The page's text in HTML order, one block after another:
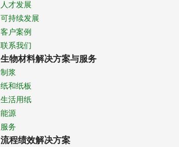
人才发展
可持续发展
客户案例
联系我们
生物材料解决方案与服务
制浆
纸和纸板
生活用纸
能源
服务
流程绩效解决方案